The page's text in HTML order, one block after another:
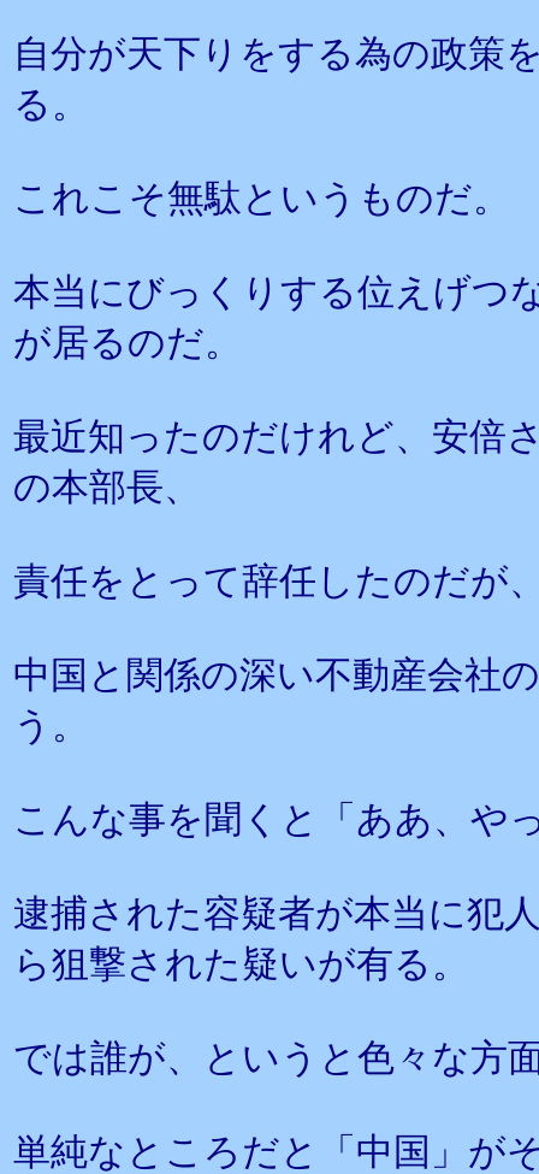
自分が天下りをする為の政策
る。
これこそ無駄というものだ。
本当にびっくりする位えげつ
が居るのだ。
最近知ったのだけれど、安倍
の本部長、
責任をとって辞任したのだが
中国と関係の深い不動産会社
う。
こんな事を聞くと「ああ、や
逮捕された容疑者が本当に犯
ら狙撃された疑いが有る。
では誰が、というと色々な方
単純なところだと「中国」が